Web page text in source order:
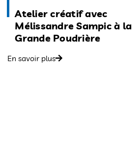
Atelier créatif avec
Mélissandre Sampic à la
Grande Poudrière
En savoir plus